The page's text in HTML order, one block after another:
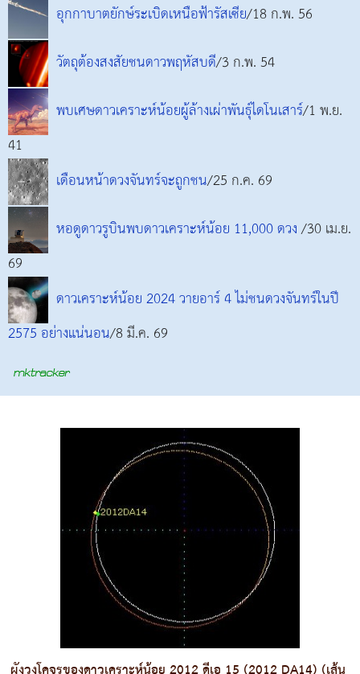
อุกกาบาตยักษ์ระเบิดเหนือฟ้ารัสเซีย/18 ก.พ. 56
วัตถุต้องสงสัยชนดาวพฤหัสบดี/3 ก.พ. 54
พบเศษดาวเคราะห์น้อยผู้ล้างเผ่าพันธุ์ไดโนเสาร์/1 พ.ย.
41
เดือนหน้าดวงจันทร์จะถูกชน/25 ก.ค. 69
หอดูดาวรูบินพบดาวเคราะห์น้อย 11,000 ดวง/30 เม.ย.
69
ดาวเคราะห์น้อย 2024 วายอาร์ 4 ไม่ชนดวงจันทร์ในปี
2575 อย่างแน่นอน/8 มี.ค. 69